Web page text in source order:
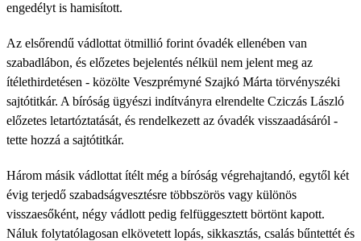
engedélyt is hamisított.
Az elsőrendű vádlottat ötmillió forint óvadék ellenében van
szabadlábon, és előzetes bejelentés nélkül nem jelent meg az
ítélethirdetésen - közölte Veszprémyné Szajkó Márta törvényszéki
sajtótitkár. A bíróság ügyészi indítványra elrendelte Cziczás László
előzetes letartóztatását, és rendelkezett az óvadék visszaadásáról -
tette hozzá a sajtótitkár.
Három másik vádlottat ítélt még a bíróság végrehajtandó, egytől két
évig terjedő szabadságvesztésre többszörös vagy különös
visszaesőként, négy vádlott pedig felfüggesztett börtönt kapott.
Náluk folytatólagosan elkövetett lopás, sikkasztás, csalás bűntettét és